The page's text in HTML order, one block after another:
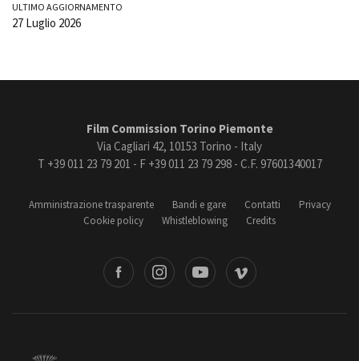
ULTIMO AGGIORNAMENTO
27 Luglio 2026
Film Commission Torino Piemonte
Via Cagliari 42, 10153 Torino - Italy
T +39 011 23 79 201 - F +39 011 23 79 298 - C.F. 97601340017
Amministrazione trasparente Bandi e gare Contatti
Privacy
Cookie policy
Whistleblowing Credits
Vimeo